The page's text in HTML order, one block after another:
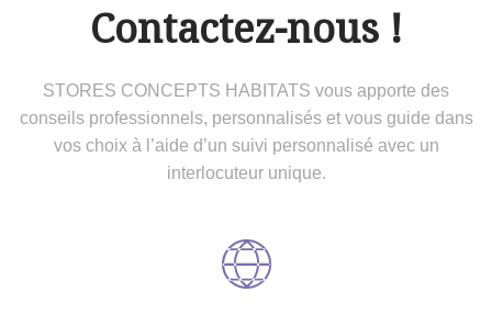
Contactez-nous !
STORES CONCEPTS HABITATS vous apporte des
conseils professionnels, personnalisés et vous guide dans
vos choix à l’aide d’un suivi personnalisé avec un
interlocuteur unique.